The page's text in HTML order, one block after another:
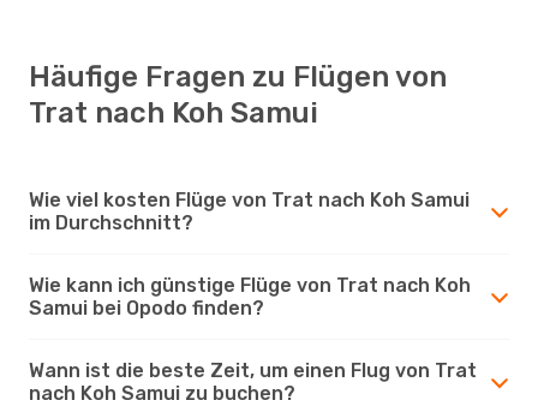
Häufige Fragen zu Flügen von
Trat nach Koh Samui
Wie viel kosten Flüge von Trat nach Koh Samui
im Durchschnitt?
Wie kann ich günstige Flüge von Trat nach Koh
Samui bei Opodo finden?
Wann ist die beste Zeit, um einen Flug von Trat
nach Koh Samui zu buchen?